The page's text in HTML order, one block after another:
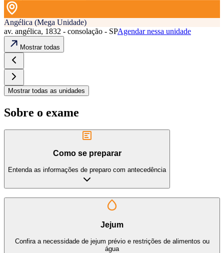
Angélica (Mega Unidade)
av. angélica, 1832 - consolação - SPAgendar nessa unidade
Mostrar todas
Mostrar todas as unidades
Sobre o exame
Como se preparar
Entenda as informações de preparo com antecedência
Jejum
Confira a necessidade de jejum prévio e restrições de alimentos ou
água